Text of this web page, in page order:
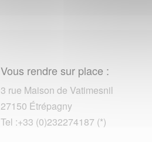
Vous rendre sur place :
3 rue Maison de Vatimesnil
27150 Étrépagny
Tel :+33 (0)232274187 (*)